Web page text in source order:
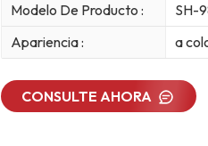
Modelo De Producto :
SH-
Apariencia :
a
CONSULTE AHORA